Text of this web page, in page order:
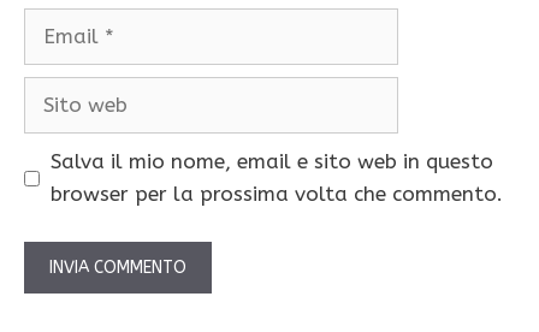
Email
Sito
Salva il mio nome, email e sito web in questo
browser per la prossima volta che commento.